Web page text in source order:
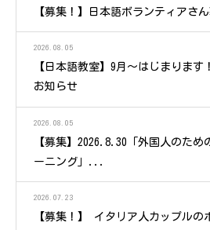
【募集！】日本語ボランティアさ
2026.08.05
【日本語教室】9月～はじまりま
お知らせ
2026.08.05
【募集】2026.8.30「外国人のため
ーニング」...
2026.07.23
【募集！】 イタリア人カップルの